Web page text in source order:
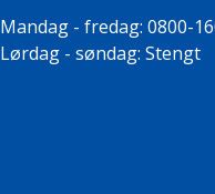
Mandag - fredag: 0800-
Lørdag - søndag: Stengt